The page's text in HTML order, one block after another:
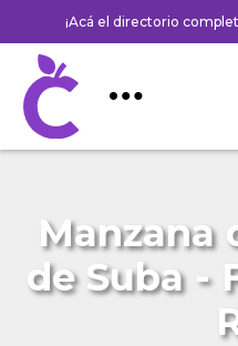
¡Acá el directorio
Manzana
de Suba -